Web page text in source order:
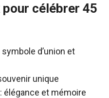
pour célébrer 45
symbole d’union et
unique
: élégance et mémoire